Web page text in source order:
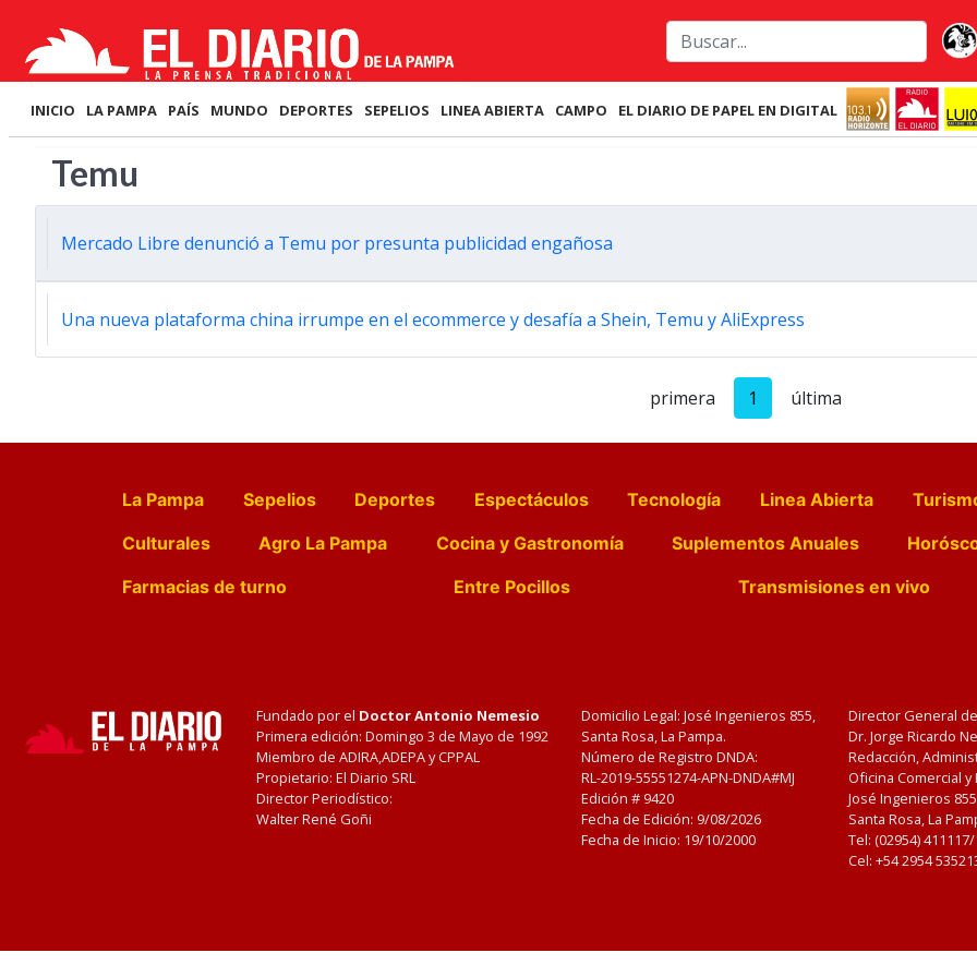
INICIO LA PAMPA PAÍS MUNDO DEPORTES SEPELIOS LINEA ABIERTA CAMPO EL DIARIO DE PAPEL EN DIGITAL
Temu
Mercado Libre denunció a Temu por presunta publicidad engañosa
Una nueva plataforma china irrumpe en el ecommerce y desafía a Shein, Temu y AliExpress
primera 1 última
La Pampa Sepelios Deportes Espectáculos Tecnología Linea Abierta
Culturales
Agro La Pampa Cocina y Gastronomía Suplementos Anuales
Farmacias de turno
Entre Pocillos Transmisiones en vivo
Fundado por el Doctor Antonio Nemesio
Primera edición: Domingo 3 de Mayo de 1992
Miembro de ADIRA,ADEPA y CPPAL
Propietario: El Diario SRL
Director Periodístico:
Walter René Goñi
Domicilio Legal: José Ingenieros 855,
Santa Rosa, La Pampa.
Número de Registro DNDA:
RL-2019-55551274-APN-DNDA#MJ
Edición # 9420
Fecha de Edición: 9/08/2026
Fecha de Inicio: 19/10/2000
Director General
Dr. Jorge Ricardo
Redacción,
Oficina Comercial
José Ingenieros
Santa Rosa, La
Tel: (02954)
Cel: +54 2954